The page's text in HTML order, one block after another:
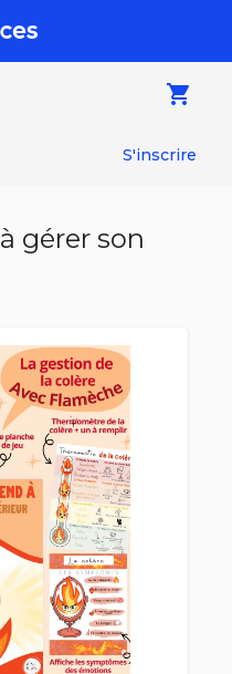
local_grocery_store
S'inscrire
gérer son